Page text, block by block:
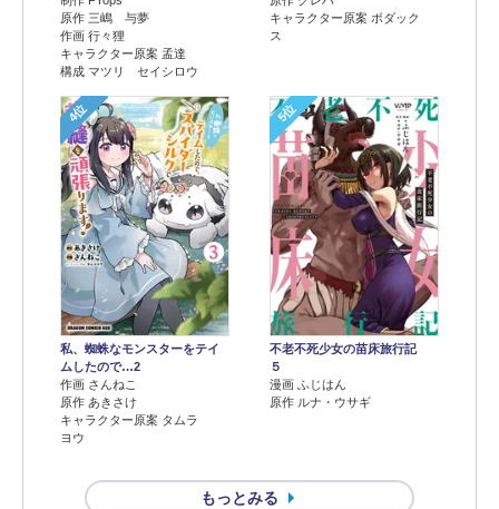
原作 三嶋 与夢
作画 行々狸
キャラクター原案 孟達
構成 マツリ セイシロウ
キャラクター原案 ボダック
ス
4位
私、蜘蛛なモンスターをテイ
ムしたので…2
作画 さんねこ
原作 あきさけ
キャラクター原案 タムラ
ヨウ
5位
不老不死少女の苗床旅行記
５
漫画 ふじはん
原作 ルナ・ウサギ
もっとみる